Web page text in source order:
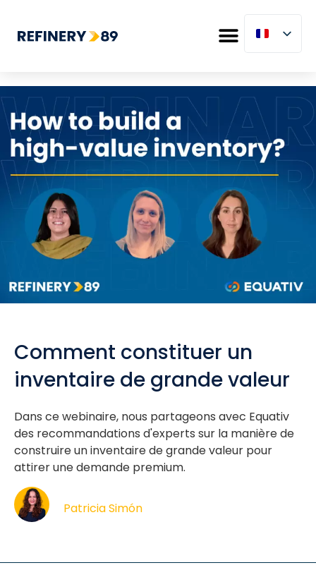
Comment constituer un
inventaire de grande valeur
Dans ce webinaire, nous partageons avec Equativ
des recommandations d'experts sur la manière de
construire un inventaire de grande valeur pour
attirer une demande premium.
Patricia Simón